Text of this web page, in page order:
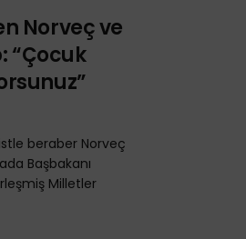
Norveç ve
“Çocuk
beraber Norveç
Başbakanı
Milletler